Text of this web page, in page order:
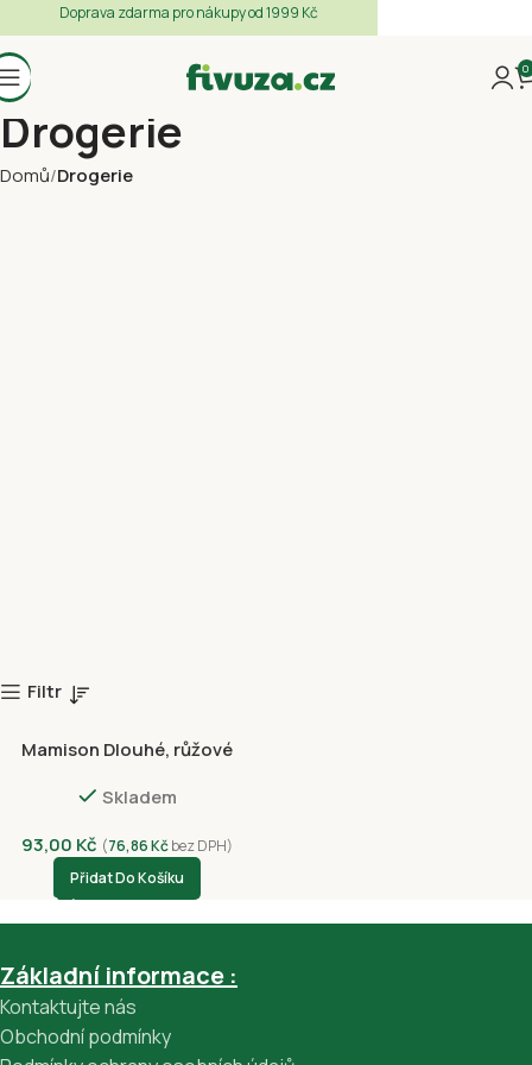
0
Drogerie
Domů Drogerie
Filtr
Mamison Dlouhé, růžové
Skladem
93,00 Kč (76,86Kčbez DPH)
Přidat Do Košíku
Základní informace :
Kontaktujte nás
Obchodní podmínky
Doprava zdarma pro nákupy od 1999 Kč